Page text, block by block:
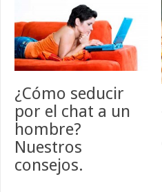
¿Cómo seducir
por el chat a un
hombre?
Nuestros
consejos.